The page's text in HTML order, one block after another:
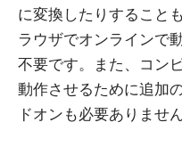
に変換したりすること
ラウザでオンラインで
不要です。また、コン
動作させるために追加
ドオンも必要ありません